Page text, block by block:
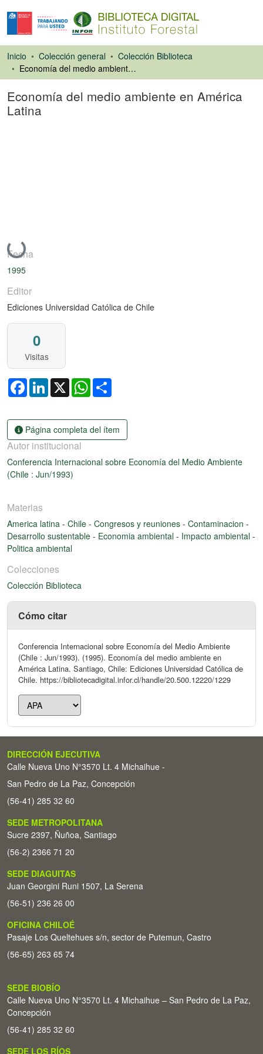
Inicio Colección general
Colección Biblioteca
Economía del medio ambiente en América Latina
Economía del medio ambiente en América
Latina
Cargando...
Fecha
1995
Editor
Ediciones Universidad Católica de Chile
0
Visitas
FacebookLinkedIn
X WhatsApp
Página completa del ítem
Autor institucional
Conferencia Internacional sobre Economía del Medio Ambiente
(Chile : Jun/1993)
Materias
America latina - Chile - Congresos y reuniones - Contaminacion -
Desarrollo sustentable - Economia ambiental - Impacto ambiental -
Politica ambiental
Colecciones
Colección Biblioteca
Cómo citar
Conferencia Internacional sobre Economía del Medio Ambiente
(Chile : Jun/1993). (1995). Economía del medio ambiente en
América Latina. Santiago, Chile: Ediciones Universidad Católica de
Chile. https://bibliotecadigital.infor.cl/handle/20.500.12220/1229
DIRECCIÓN EJECUTIVA
Calle Nueva Uno N°3570 Lt. 4 Michaihue -
San Pedro de La Paz, Concepción
(56-41) 285 32 60
SEDE METROPOLITANA
Sucre 2397, Ñuñoa, Santiago
(56-2) 2366 71 20
SEDE DIAGUITAS
Juan Georgini Runi 1507, La Serena
(56-51) 236 26 00
OFICINA CHILOÉ
Pasaje Los Queltehues s/n, sector de Putemun, Castro
(56-65) 263 65 74
SEDE BIOBÍO
Calle Nueva Uno N°3570 Lt. 4 Michaihue – San Pedro de La Paz,
Concepción
(56-41) 285 32 60
SEDE LOS RÍOS